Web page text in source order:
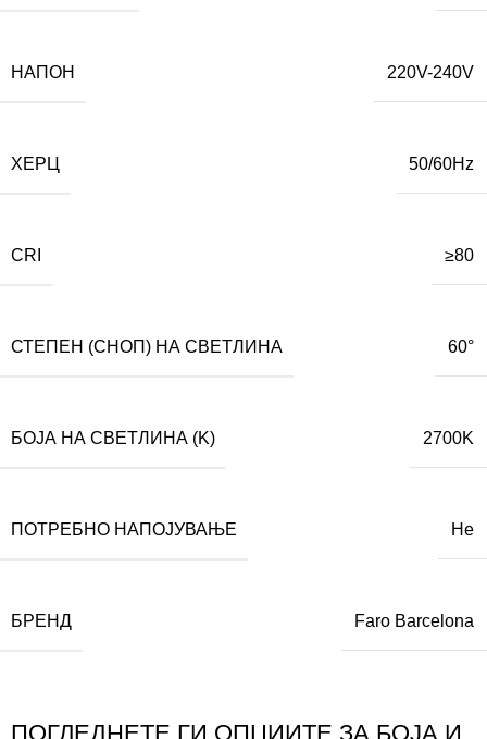
НАПОН 220V-240V
ХЕРЦ 50/60Hz
CRI ≥80
СТЕПЕН (СНОП) НА СВЕТЛИНА 60°
БОЈА НА СВЕТЛИНА (K) 2700K
ПОТРЕБНО НАПОЈУВАЊЕ Не
БРЕНД Faro Barcelona
ПОГЛЕДНЕТЕ ГИ ОПЦИИТЕ ЗА БОЈА И